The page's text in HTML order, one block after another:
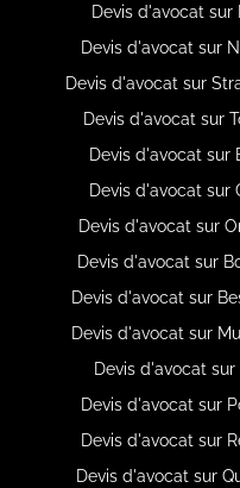
Devis d'avocat
Devis d'avocat sur
Devis d'avocat sur
Devis d'avocat sur
Devis d'avocat sur
Devis d'avocat sur
Devis d'avocat sur
Devis d'avocat sur
Devis d'avocat sur
Devis d'avocat sur
Devis d'avocat
Devis d'avocat sur
Devis d'avocat sur
Devis d'avocat sur